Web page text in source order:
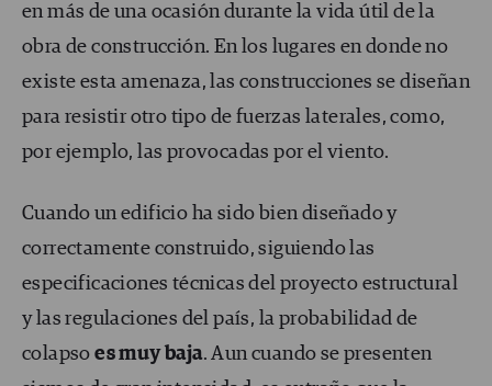
en más de una ocasión durante la vida útil de la
obra de construcción. En los lugares en donde no
existe esta amenaza, las construcciones se diseñan
para resistir otro tipo de fuerzas laterales, como,
por ejemplo, las provocadas por el viento.
Cuando un edificio ha sido bien diseñado y
correctamente construido, siguiendo las
especificaciones técnicas del proyecto estructural
y las regulaciones del país, la probabilidad de
colapsoes muy baja. Aun cuando se presenten